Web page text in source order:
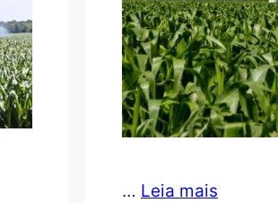
… Leia mais